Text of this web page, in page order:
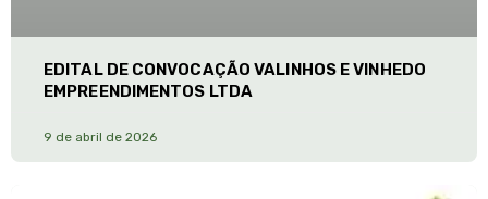
EDITAL DE CONVOCAÇÃO VALINHOS E VINHEDO
EMPREENDIMENTOS LTDA
9 de abril de 2026